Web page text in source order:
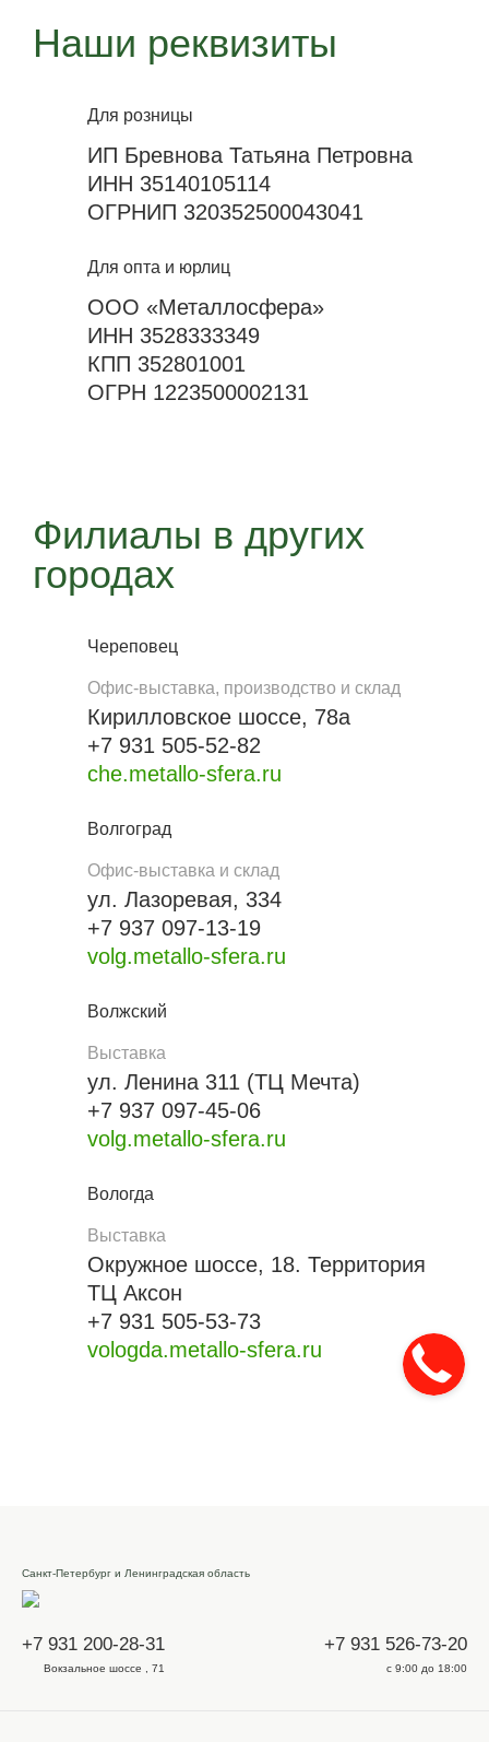
Наши реквизиты
Для розницы
ИП Бревнова Татьяна Петровна
ИНН 35140105114
ОГРНИП 320352500043041
Для опта и юрлиц
ООО «Металлосфера»
ИНН 3528333349
КПП 352801001
ОГРН 1223500002131
Филиалы в других
городах
Череповец
Офис-выставка, производство и склад
Кирилловское шоссе, 78а
+7 931 505-52-82
che.metallo-sfera.ru
Волгоград
Офис-выставка и склад
ул. Лазоревая, 334
+7 937 097-13-19
volg.metallo-sfera.ru
Волжский
Выставка
ул. Ленина 311 (ТЦ Мечта)
+7 937 097-45-06
volg.metallo-sfera.ru
Вологда
Выставка
Окружное шоссе, 18. Территория
ТЦ Аксон
+7 931 505-53-73
vologda.metallo-sfera.ru
Санкт-Петербург и Ленинградская область
+7 931 200-28-31
Вокзальное шоссе , 71
+7 931 526-73-20
с 9:00 до 18:00